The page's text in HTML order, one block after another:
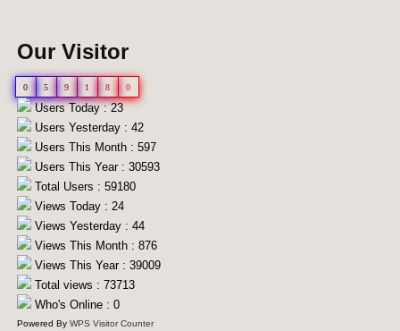
Our Visitor
0 5 9 1 8 0
Users Today : 23
Users Yesterday : 42
Users This Month : 597
Users This Year : 30593
Total Users : 59180
Views Today : 24
Views Yesterday : 44
Views This Month : 876
Views This Year : 39009
Total views : 73713
Who's Online : 0
Powered ByWPS Visitor Counter